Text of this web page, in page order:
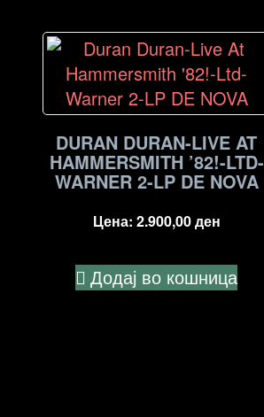
DURAN DURAN-LIVE AT
HAMMERSMITH ’82!-LTD-
WARNER 2-LP DE NOVA
Цена: 2.900,00ден
Додај во кошница